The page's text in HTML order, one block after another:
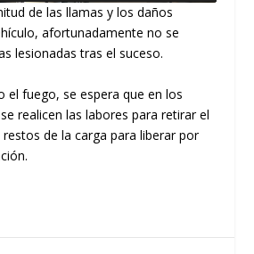
de las llamas y los daños
afortunadamenteno se
lesionadas tras el suceso.
el fuego, se espera que en los
realicen las labores para retirar el
de la carga para liberar por